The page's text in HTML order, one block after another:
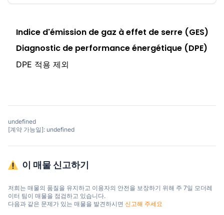
Indice d'émission de gaz à effet de serre (GES)
Diagnostic de performance énergétique (DPE)
DPE 적용 제외
undefined
[계약 가능일]: undefined
이 매물 신고하기
저희는 매물의 품질을 유지하고 이용자의 안전을 보장하기 위해 주 7일 모더레
이터 팀이 매물을 점검하고 있습니다.
다음과 같은 문제가 있는 매물을 발견하시면 신고해 주세요